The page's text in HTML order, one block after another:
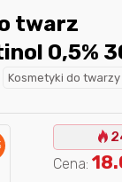
0,5%
Kosmetyki do twarzy
Cena:
tym miesiącu: